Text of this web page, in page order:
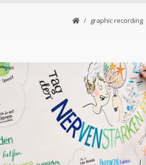
graphic recording